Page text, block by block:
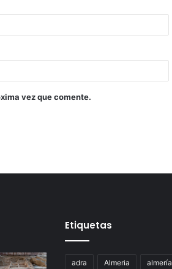
vez que comente.
Etiquetas
adra Almeria almería